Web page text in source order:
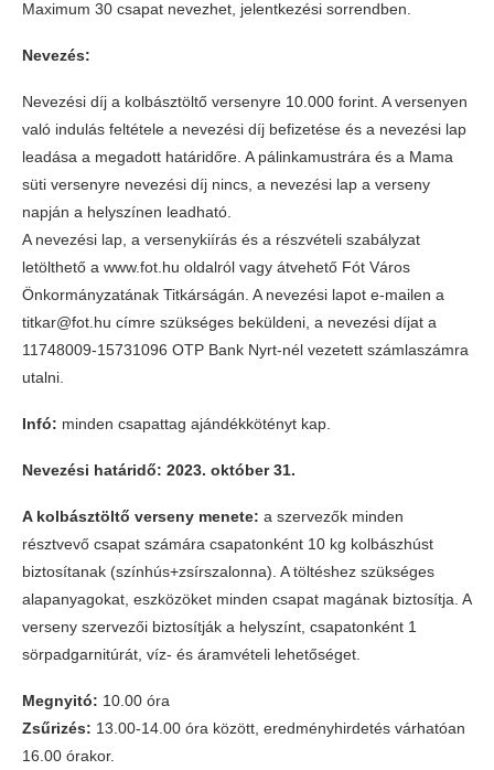
Maximum 30 csapat nevezhet, jelentkezési sorrendben.
Nevezés:
Nevezési díj a kolbásztöltő versenyre 10.000 forint. A versenyen
való indulás feltétele a nevezési díj befizetése és a nevezési lap
leadása a megadott határidőre. A pálinkamustrára és a Mama
süti versenyre nevezési díj nincs, a nevezési lap a verseny
napján a helyszínen leadható.
A nevezési lap, a versenykiírás és a részvételi szabályzat
letölthető a www.fot.hu oldalról vagy átvehető Fót Város
Önkormányzatának Titkárságán. A nevezési lapot e-mailen a
titkar@fot.hu címre szükséges beküldeni, a nevezési díjat a
11748009-15731096 OTP Bank Nyrt-nél vezetett számlaszámra
utalni.
Infó: minden csapattag ajándékkötényt kap.
Nevezési határidő: 2023. október 31.
A kolbásztöltő verseny menete: a szervezők minden
résztvevő csapat számára csapatonként 10 kg kolbászhúst
biztosítanak (színhús+zsírszalonna). A töltéshez szükséges
alapanyagokat, eszközöket minden csapat magának biztosítja. A
verseny szervezői biztosítják a helyszínt, csapatonként 1
sörpadgarnitúrát, víz- és áramvételi lehetőséget.
Megnyitó: 10.00 óra
Zsűrizés: 13.00-14.00 óra között, eredményhirdetés várhatóan
16.00 órakor.